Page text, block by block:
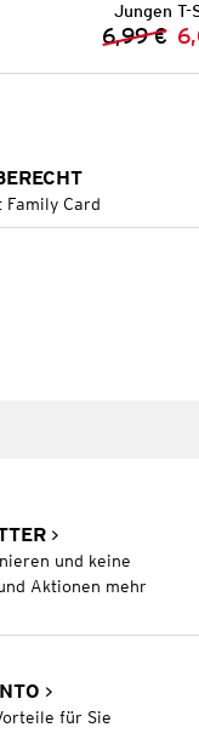
Jungen T-
6,99 €
Family Card
und keine
Aktionen mehr
für Sie